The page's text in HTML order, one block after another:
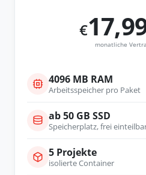
€
monatliche
4096 MB RAM
Arbeitsspeicher pro Paket
ab 50 GB SSD
Speicherplatz, frei
5 Projekte
isolierte Container